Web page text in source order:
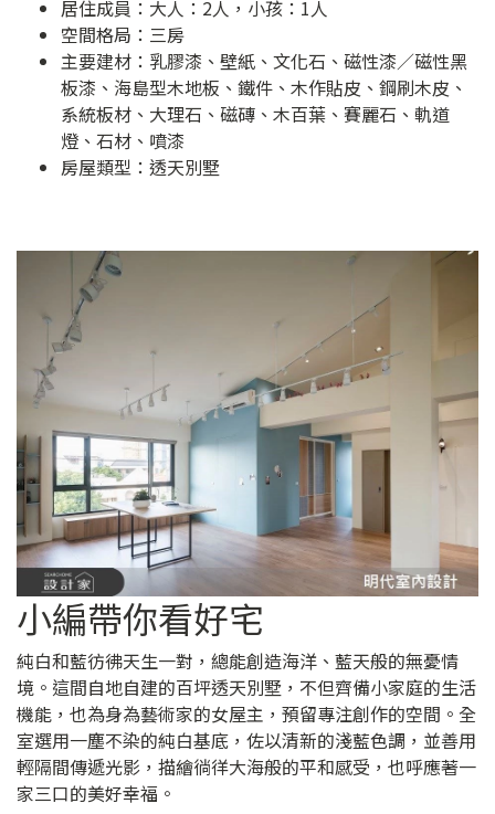
居住成員：大人：2人，小孩：1人
空間格局：三房
主要建材：乳膠漆、壁紙、文化石、磁性漆／磁性黑
板漆、海島型木地板、鐵件、木作貼皮、鋼刷木皮、
系統板材、大理石、磁磚、木百葉、賽麗石、軌道
燈、石材、噴漆
房屋類型：透天別墅
小編帶你看好宅
純白和藍彷彿天生一對，總能創造海洋、藍天般的無憂情
境。這間自地自建的百坪透天別墅，不但齊備小家庭的生活
機能，也為身為藝術家的女屋主，預留專注創作的空間。全
室選用一塵不染的純白基底，佐以清新的淺藍色調，並善用
輕隔間傳遞光影，描繪徜徉大海般的平和感受，也呼應著一
家三口的美好幸福。